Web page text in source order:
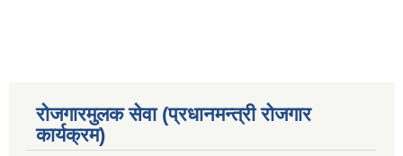
रोजगारमुलक सेवा (प्रधानमन्त्री रोजगार
कार्यक्रम)